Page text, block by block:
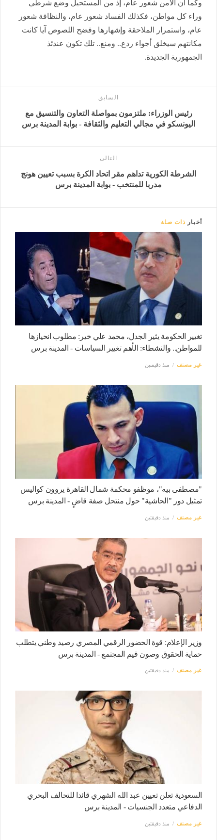
وكما أن الأمن شعور عام، إذ من المستحيل وضع شرطي
وراء كل مواطن، فكذلك الفساد شعور عام، والنظافة شعور
عام، واستمرار الملاحقة وإشهارها وفضح اللصوص آيا كانت
مكانتهم سيخلق أجواء ردع.. ومنع.. تلك تكون عندئذ
الجمهورية الجديدة.
السابق
رئيس الوزراء: ملتزمون بمواصلة التعاون والتنسيق مع
اليونسكو في مجالي التعليم والثقافة - بوابة المدينة برس
التالى
الشرطة الكورية تداهم مقر اتحاد الكرة بسبب تعيين هونج
مدربا للمنتخب - بوابة المدينة برس
أخبار ذات صلة
تغيير الحكومة يثير الجدل، محمد علي خير: مطلوب انحيازها
للمواطن.. والنشطاء: الأهم تغيير السياسات - المدينة برس
غير مصنف منذ دقيقتين
"مصطفى بيه"، موظفو محكمة شمال القاهرة يروون كواليس
تمثيل دور "الحاشية" حول منتحل صفة قاضٍ - المدينة برس
غير مصنف منذ دقيقتين
وزير الإعلام: قوة الحضور الرقمي المصري رصيد وطني يتطلب
حماية الحقوق وصون قيم المجتمع - المدينة برس
غير مصنف منذ دقيقتين
السعودية تعلن تعيين عبد الله الشهري قائدا للتحالف البحري
الدفاعي متعدد الجنسيات - المدينة برس
غير مصنف منذ دقيقتين